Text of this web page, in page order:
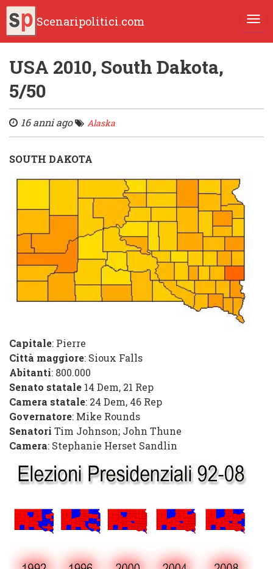
Scenaripolitici.com
USA 2010, South Dakota,
5/50
16 anni ago Alaska
SOUTH DAKOTA
Capitale: Pierre
Città maggiore: Sioux Falls
Abitanti: 800.000
Senato statale 14 Dem, 21 Rep
Camera statale: 24 Dem, 46 Rep
Governatore: Mike Rounds
Senatori Tim Johnson; John Thune
Camera: Stephanie Herset Sandlin